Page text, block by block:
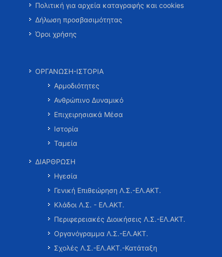
Πολιτική για αρχεία καταγραφής και cookies
Δήλωση προσβασιμότητας
Όροι χρήσης
ΟΡΓΑΝΩΣΗ-ΙΣΤΟΡΙΑ
Αρμοδιότητες
Ανθρώπινο Δυναμικό
Επιχειρησιακά Μέσα
Ιστορία
Ταμεία
ΔΙΑΡΘΡΩΣΗ
Ηγεσία
Γενική Επιθεώρηση Λ.Σ.-ΕΛ.ΑΚΤ.
Κλάδοι Λ.Σ. - ΕΛ.ΑΚΤ.
Περιφερειακές Διοικήσεις Λ.Σ.-ΕΛ.ΑΚΤ.
Οργανόγραμμα Λ.Σ.-ΕΛ.ΑΚΤ.
Σχολές Λ.Σ.-ΕΛ.ΑΚΤ.-Κατάταξη